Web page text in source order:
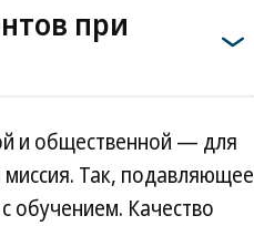
при
и общественной — для
миссия. Так, подавляющее
обучением. Качество